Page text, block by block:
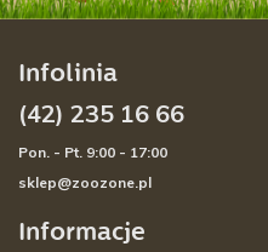
Informacje
Infolinia
(42) 235 16 66
Pon. - Pt. 9:00 - 17:00
sklep@zoozone.pl